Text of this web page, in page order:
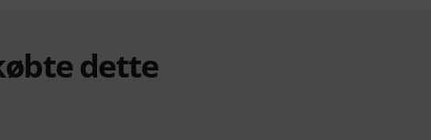
dette